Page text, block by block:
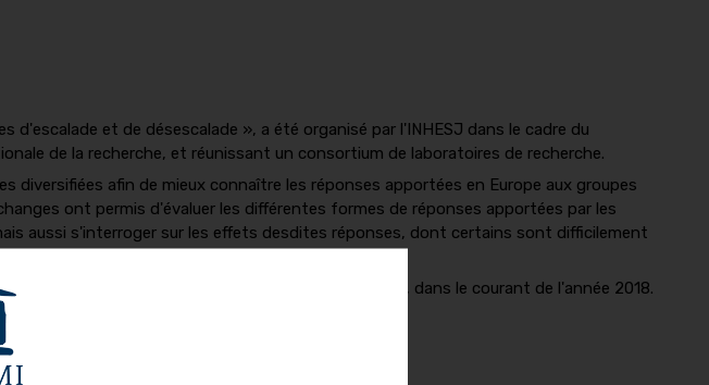
et de désescalade », a été organisé par l'INHESJ dans le cadre du
de la recherche, et réunissant un consortium de laboratoires de recherche.
diversifiées afin de mieux connaître les réponses apportées en Europe aux groupes
ont permis d'évaluer les différentes formes de réponses apportées par les
aussi s'interroger sur les effets desdites réponses, dont certains sont difficilement
et praticiens paraitront aux éditions Riveneuve, dans le courant de l'année 2018.